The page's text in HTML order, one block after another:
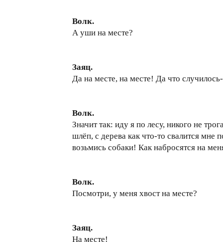
Волк.
А уши на месте?
Заяц.
Да на месте, на месте! Да что
Волк.
Значит так: иду я по лесу, никого не
шлёп, с дерева как что-то свалится мне
возьмись собаки! Как набросятся на
Волк.
Посмотри, у меня хвост на месте?
Заяц.
На месте!